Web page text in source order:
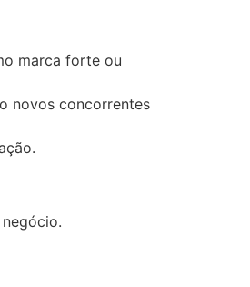
marca forte ou
novos concorrentes